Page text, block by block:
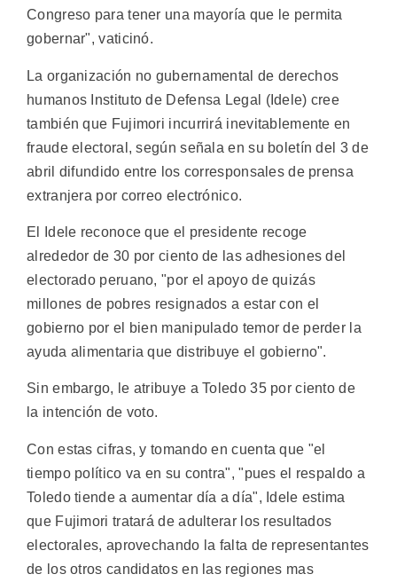
Congreso para tener una mayoría que le permita
gobernar", vaticinó.
La organización no gubernamental de derechos
humanos Instituto de Defensa Legal (Idele) cree
también que Fujimori incurrirá inevitablemente en
fraude electoral, según señala en su boletín del 3 de
abril difundido entre los corresponsales de prensa
extranjera por correo electrónico.
El Idele reconoce que el presidente recoge
alrededor de 30 por ciento de las adhesiones del
electorado peruano, "por el apoyo de quizás
millones de pobres resignados a estar con el
gobierno por el bien manipulado temor de perder la
ayuda alimentaria que distribuye el gobierno".
Sin embargo, le atribuye a Toledo 35 por ciento de
la intención de voto.
Con estas cifras, y tomando en cuenta que "el
tiempo político va en su contra", "pues el respaldo a
Toledo tiende a aumentar día a día", Idele estima
que Fujimori tratará de adulterar los resultados
electorales, aprovechando la falta de representantes
de los otros candidatos en las regiones mas